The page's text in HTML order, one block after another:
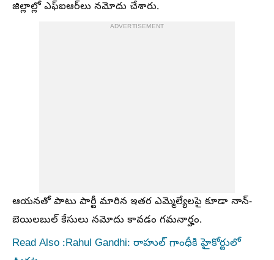
జిల్లాల్లో ఎఫ్ఐఆర్‌లు నమోదు చేశారు.
ADVERTISEMENT
ఆయనతో పాటు పార్టీ మారిన ఇతర ఎమ్మెల్యేలపై కూడా నాన్-
బెయిలబుల్ కేసులు నమోదు కావడం గమనార్హం.
Read Also :Rahul Gandhi: రాహుల్ గాంధీకి హైకోర్టులో